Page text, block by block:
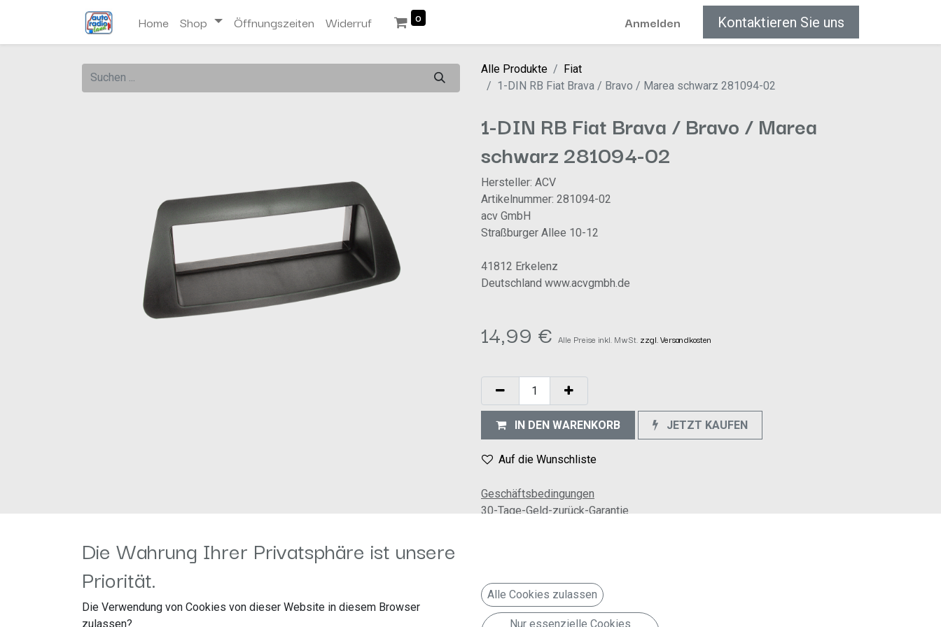
Home Shop Öffnungszeiten Widerruf 0 Anmelden Kontaktieren Sie uns
Alle Produkte
Fiat
1-DIN RB Fiat Brava / Bravo / Marea schwarz 281094-02
1-DIN RB Fiat Brava / Bravo / Marea
schwarz 281094-02
Hersteller: ACV
Artikelnummer: 281094-02
acv GmbH
Straßburger Allee 10-12
41812 Erkelenz
Deutschland www.acvgmbh.de
14,99 € Alle Preise inkl. MwSt. zzgl. Versandkosten
IN DEN WARENKORB JETZT KAUFEN
Auf die Wunschliste
Geschäftsbedingungen
30-Tage-Geld-zurück-Garantie
Die Wahrung Ihrer Privatsphäre ist unsere
Priorität.
Die Verwendung von Cookies von dieser Website in diesem Browser
zulassen?
Alle Cookies zulassen
Nur essenzielle Cookies